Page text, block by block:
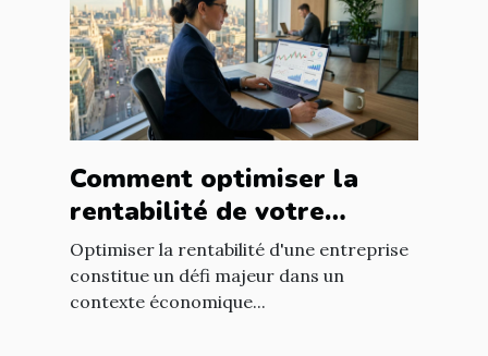
Comment optimiser la
rentabilité de votre
entreprise avec des
stratégies efficaces ?
Optimiser la rentabilité d'une entreprise
constitue un défi majeur dans un
contexte économique...